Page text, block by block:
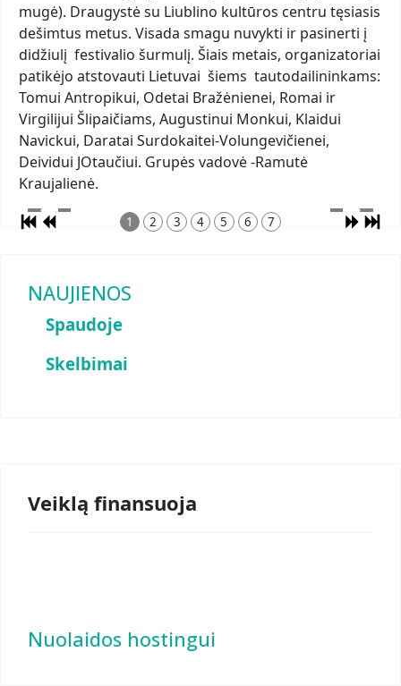
mugė). Draugystė su Liublino kultūros centru tęsiasis
dešimtus metus. Visada smagu nuvykti ir pasinerti į
didžiulį festivalio šurmulį. Šiais metais, organizatoriai
patikėjo atstovauti Lietuvai šiems tautodailininkams:
Tomui Antropikui, Odetai Bražėnienei, Romai ir
Virgilijui Šlipaičiams, Augustinui Monkui, Klaidui
Navickui, Daratai Surdokaitei-Volungevičienei,
Deividui JOtaučiui. Grupės vadovė -Ramutė
Kraujalienė.
1 2 3 4 5 6 7
NAUJIENOS
Spaudoje
Skelbimai
Veiklą finansuoja
Nuolaidos hostingui